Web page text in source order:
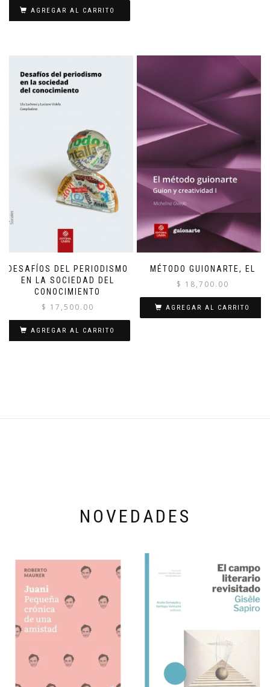
AGREGAR AL CARRITO
DESAFÍOS DEL PERIODISMO
EN LA SOCIEDAD DEL
CONOCIMIENTO
$ 17,500.00
AGREGAR AL CARRITO
MÉTODO GUIONARTE, EL
$ 18,700.00
AGREGAR AL CARRITO
NOVEDADES